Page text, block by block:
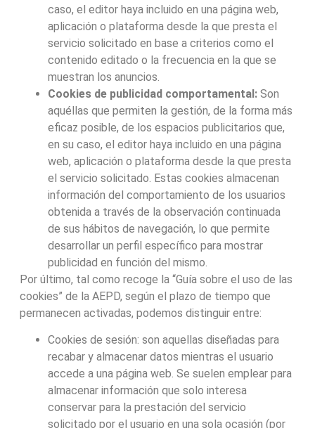
caso, el editor haya incluido en una página web,
aplicación o plataforma desde la que presta el
servicio solicitado en base a criterios como el
contenido editado o la frecuencia en la que se
muestran los anuncios.
Cookies de publicidad comportamental:Son
aquéllas que permiten la gestión, de la forma más
eficaz posible, de los espacios publicitarios que,
en su caso, el editor haya incluido en una página
web, aplicación o plataforma desde la que presta
el servicio solicitado. Estas cookies almacenan
información del comportamiento de los usuarios
obtenida a través de la observación continuada
de sus hábitos de navegación, lo que permite
desarrollar un perfil específico para mostrar
publicidad en función del mismo.
Por último, tal como recoge la “Guía sobre el uso de las
cookies” de la AEPD, según el plazo de tiempo que
permanecen activadas, podemos distinguir entre:
Cookies de sesión: son aquellas diseñadas para
recabar y almacenar datos mientras el usuario
accede a una página web. Se suelen emplear para
almacenar información que solo interesa
conservar para la prestación del servicio
solicitado por el usuario en una sola ocasión (por